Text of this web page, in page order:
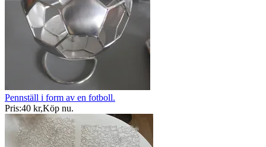
Pennställ i form av en fotboll.
Pris:40 kr,Köp nu.